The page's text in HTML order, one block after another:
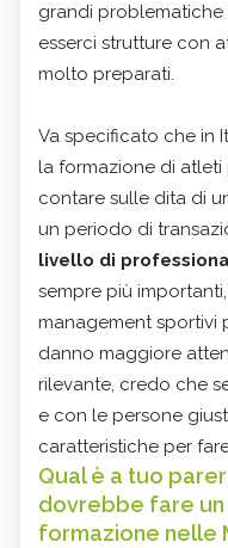
grandi problematiche
esserci strutture con
molto preparati.
Va specificato che in
la formazione di atleti
contare sulle dita di
un periodo di
livello di
sempre più
management sportivi
danno maggiore
rilevante, credo che
e con le persone
caratteristiche per
Qual è a tuo
dovrebbe fare
formazione nelle